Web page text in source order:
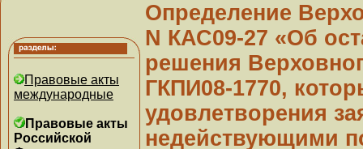
Правовые акты
международные
Правовые акты
Российской
Определение
N КАС09-27 «Об
решения
ГКПИ08-1770,
удовлетворения
недействующими